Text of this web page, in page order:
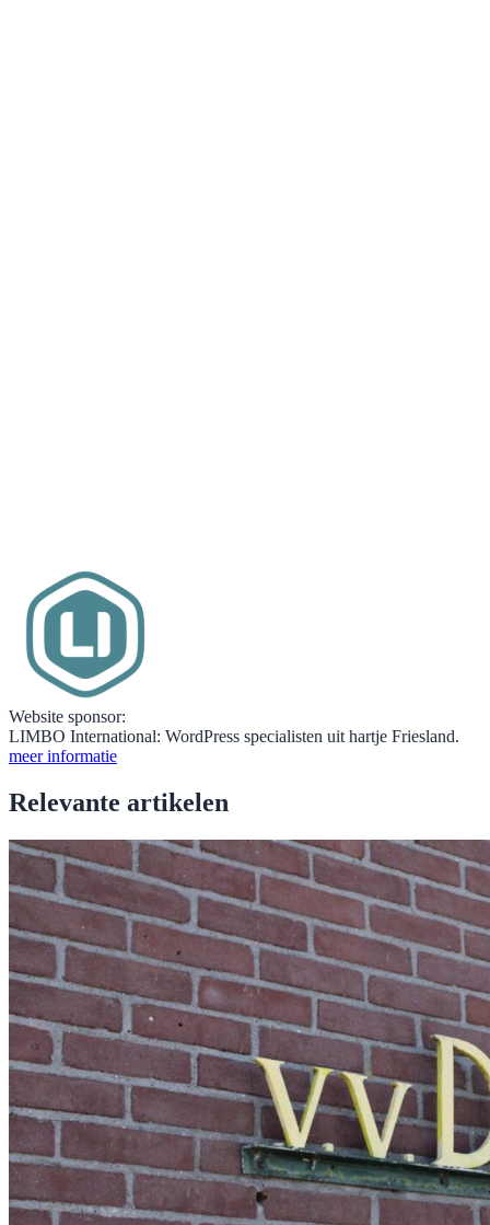
Website sponsor:
LIMBO International: WordPress specialisten uit hartje Friesland.
meer informatie
Relevante artikelen